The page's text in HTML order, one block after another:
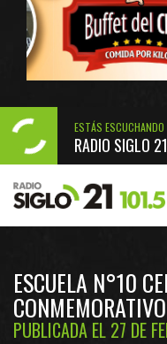
ESTÁS ESCUCHANDO
RADIO SIGLO 21
ESCUELA N°10
PUBLICADA EL 27 DE